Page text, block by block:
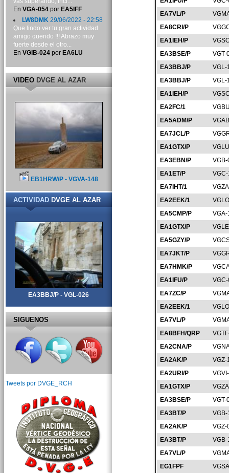
EA7VL/P
EA8CRI/P
EA1IEH/P
EA3BSE/P
VGT-
EA3BBJ/P
VGL-
EA3BBJ/P
VGL-
EA1IEH/P
EA2FC/1
EA5ADM/P
EA7JCL/P
EA1GTX/P
EA3EBN/P
EA1ET/P
EA7IHT/1
EA2EEK/1
EA5CMP/P
EA1GTX/P
EA5GZY/P
EA7JKT/P
EA7HMK/P
EA1IFU/P
EA7ZC/P
EA2EEK/1
EA7VL/P
EA8BFH/QRP
EA2CNA/P
EA2AK/P
VGZ-
EA2URI/P
EA1GTX/P
EA3BSE/P
VGT-
EA3BT/P
EA2AK/P
VGZ-
EA3BT/P
EA7VL/P
EG1FPF
En VGA-054por EA5IFF
LW8DMK29/06/2022 - 22:58
Que lindo ver tu gran actividad
amigo querido !!! Abrazo muy
fuerte desde el otro...
En VGIB-024por EA6LU
VIDEODVGE AL AZAR
EB1HRW/P - VGVA-148
ACTIVIDADDVGE AL AZAR
EA3BBJ/P - VGL-026
SIGUENOS
Tweets por DVGE_RCH